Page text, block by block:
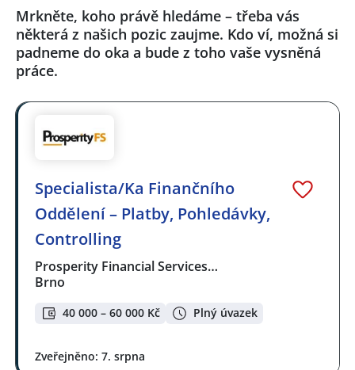
Mrkněte, koho právě hledáme – třeba vás
některá z našich pozic zaujme. Kdo ví, možná si
padneme do oka a bude z toho vaše vysněná
práce.
Specialista/Ka Finančního
Oddělení – Platby, Pohledávky,
Controlling
Prosperity Financial Services…
Brno
40 000 – 60 000 Kč Plný úvazek
Zveřejněno: 7. srpna